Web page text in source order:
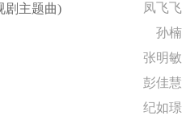
剧主题曲)
凤飞飞
孙楠
张明敏
彭佳慧
纪如璟